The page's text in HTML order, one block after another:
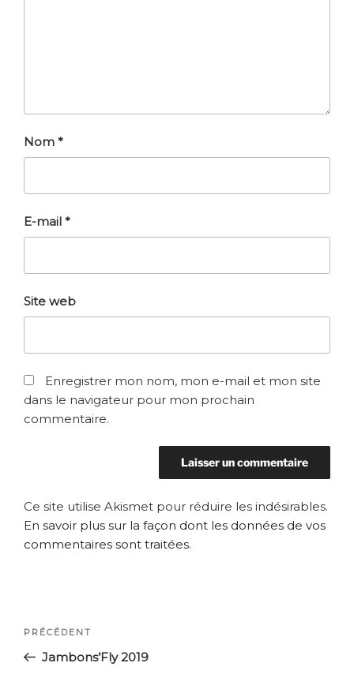
Nom *
E-mail *
Site web
Enregistrer mon nom, mon e-mail et mon site
dans le navigateur pour mon prochain
commentaire.
Ce site utilise Akismet pour réduire les indésirables.
En savoir plus sur la façon dont les données de vos
commentaires sont traitées.
Navigation
l’article
Article
précédent
PRÉCÉDENT
Jambons’Fly 2019